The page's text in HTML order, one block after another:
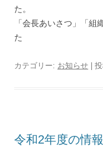
た。
「会長あいさつ」「
た
カテゴリー: お知らせ |
令和2年度の情